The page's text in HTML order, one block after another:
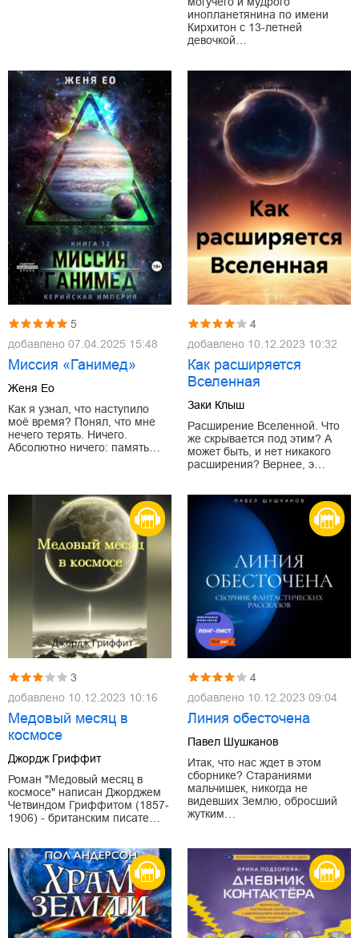
инопланетянина по имени
Кирхитон с 13-летней
девочкой…
5
добавлено 07.04.2025 15:48
Миссия «Ганимед»
Женя Ео
Как я узнал, что наступило
моё время? Понял, что мне
нечего терять. Ничего.
Абсолютно ничего: память…
4
добавлено 10.12.2023 10:32
Как расширяется
Вселенная
Заки Клыш
Расширение Вселенной. Что
же скрывается под этим? А
может быть, и нет никакого
расширения? Вернее, э…
3
добавлено 10.12.2023 10:16
Медовый месяц в
космосе
Джордж Гриффит
Роман "Медовый месяц в
космосе" написан Джорджем
Четвиндом Гриффитом (1857-
1906) - британским писате…
4
добавлено 10.12.2023 09:04
Линия обесточена
Павел Шушканов
Итак, что нас ждет в этом
сборнике? Стараниями
мальчишек, никогда не
видевших Землю, обросший
жутким…